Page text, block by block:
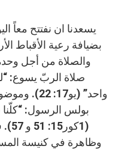
بضيافة رعية الأقباط
والصلاة من أجل
صلاة الربّ يسوع:
بولس الرسول: “كلّنا
وظاهرة في كنيسة